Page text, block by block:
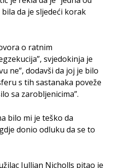
da je sljedeći korak
o ratnim
svjedokinja je
ne”, dodavši da joj je bilo
s tih sastanaka poveže
sa zarobljenicima”.
bilo mi je teško da
donio odluku da se to
Jullian Nicholls pitao je